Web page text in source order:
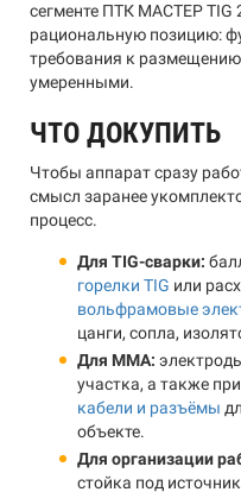
сегменте ПТК МАСТЕР TIG
рациональную позицию:
требования к
умеренными.
ЧТО ДОКУПИТЬ
Чтобы аппарат сразу
смысл заранее
процесс.
Для TIG-сварки:
горелки TIG или
вольфрамовые
цанги, сопла,
Для MMA:
участка, а также
кабели и разъёмы
объекте.
Для организации
стойка под